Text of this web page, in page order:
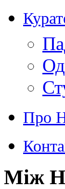
Про
Між